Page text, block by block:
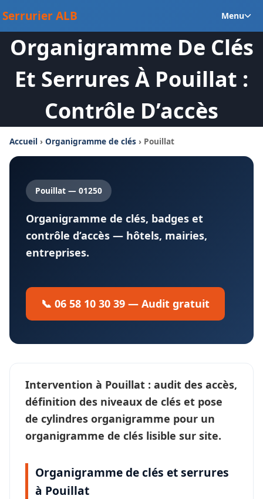
au
contenu
Serrurier ALB Menu
Organigramme De Clés
Et Serrures À Pouillat :
Contrôle D’accès
Accueil › Organigramme de clés › Pouillat
Pouillat — 01250
Organigramme de clés, badges et
contrôle d’accès — hôtels, mairies,
entreprises.
📞 06 58 10 30 39 — Audit gratuit
Intervention à Pouillat : audit des accès,
définition des niveaux de clés et pose
de cylindres organigramme pour un
organigramme de clés lisible sur site.
Organigramme de clés et serrures
à Pouillat